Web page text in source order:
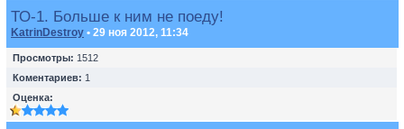
ТО-1. Больше к ним не поеду!
KatrinDestroy • 29 ноя 2012, 11:34
Просмотры: 1512
Коментариев: 1
Оценка: